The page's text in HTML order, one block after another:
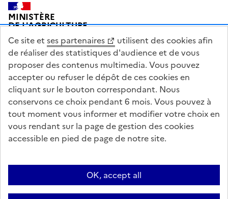
Pied de page
MINISTÈRE
DE L'AGRICULTURE
DE L'AGRO-ALIMENTAIRE
ET DE LA SOUVERAINETÉ
ALIMENTAIRE
legifrance.gouv.fr
info.gouv.fr
service-public.gouv.fr
data.gouv.fr
Questions fréquentes / Contacts
Informations publiques
Mentions légales
Archives presse English contents Cookies
Ce site et ses partenaires
utilisent des cookies afin
de réaliser des statistiques d'audience et de vous
proposer des contenus multimedia. Vous pouvez
accepter ou refuser le dépôt de ces cookies en
cliquant sur le bouton correspondant. Nous
conservons ce choix pendant 6 mois. Vous pouvez à
tout moment vous informer et modifier votre choix en
vous rendant sur la page de gestion des cookies
accessible en pied de page de notre site.
OK, accept all